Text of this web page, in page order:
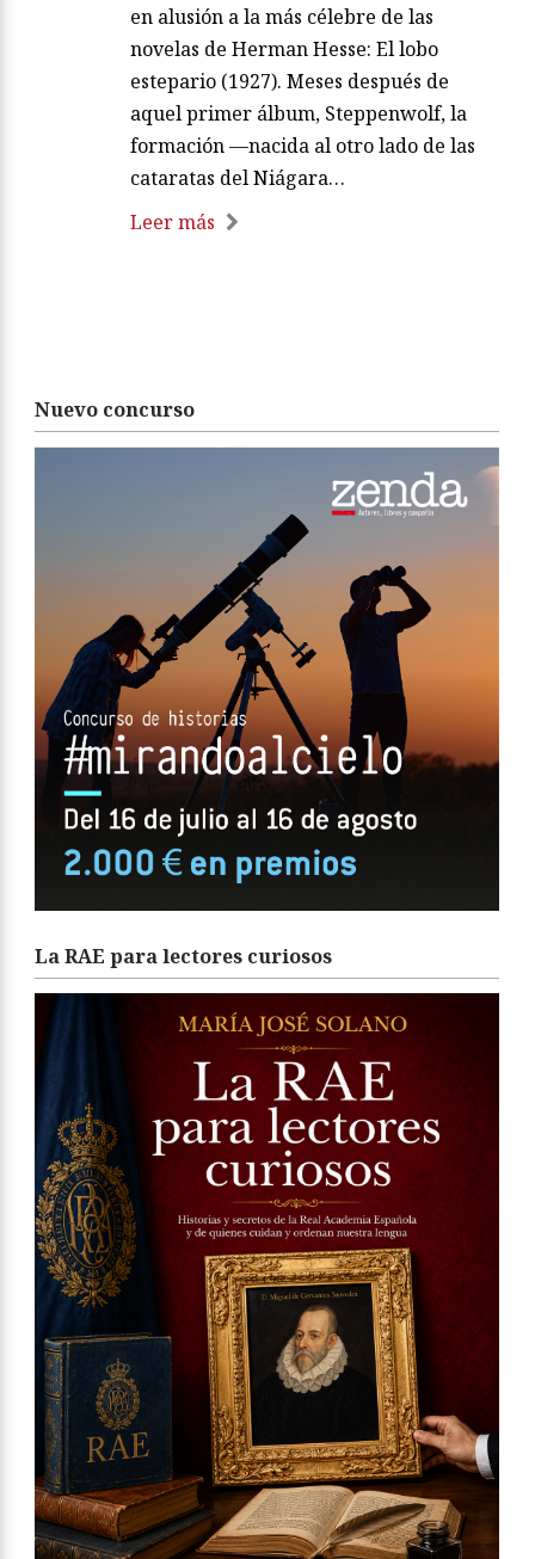
en alusión a la más célebre de las
novelas de Herman Hesse: El lobo
estepario (1927). Meses después de
aquel primer álbum, Steppenwolf, la
formación —nacida al otro lado de las
cataratas del Niágara…
Leer más
Nuevo concurso
La RAE para lectores curiosos